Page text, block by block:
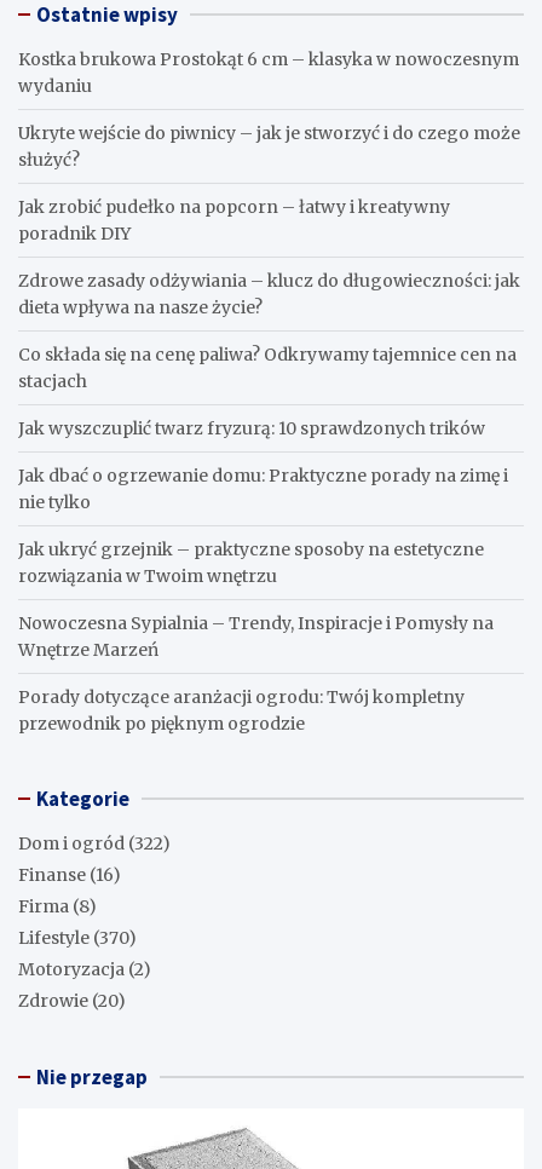
Ostatnie wpisy
Kostka brukowa Prostokąt 6 cm – klasyka w nowoczesnym
wydaniu
Ukryte wejście do piwnicy – jak je stworzyć i do czego może
służyć?
Jak zrobić pudełko na popcorn – łatwy i kreatywny
poradnik DIY
Zdrowe zasady odżywiania – klucz do długowieczności: jak
dieta wpływa na nasze życie?
Co składa się na cenę paliwa? Odkrywamy tajemnice cen na
stacjach
Jak wyszczuplić twarz fryzurą: 10 sprawdzonych trików
Jak dbać o ogrzewanie domu: Praktyczne porady na zimę i
nie tylko
Jak ukryć grzejnik – praktyczne sposoby na estetyczne
rozwiązania w Twoim wnętrzu
Nowoczesna Sypialnia – Trendy, Inspiracje i Pomysły na
Wnętrze Marzeń
Porady dotyczące aranżacji ogrodu: Twój kompletny
przewodnik po pięknym ogrodzie
Kategorie
Dom i ogród (322)
Finanse (16)
Firma (8)
Lifestyle (370)
Motoryzacja (2)
Zdrowie (20)
Nie przegap